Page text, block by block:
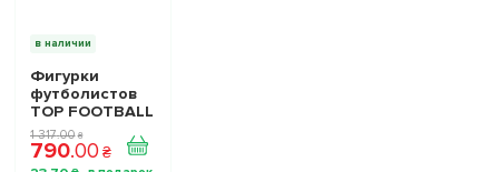
в наличии
Фигурки
футболистов
TOP FOOTBALL
STARS - Набор
The Football
Stars
1 317.00 ₴
790.00 ₴